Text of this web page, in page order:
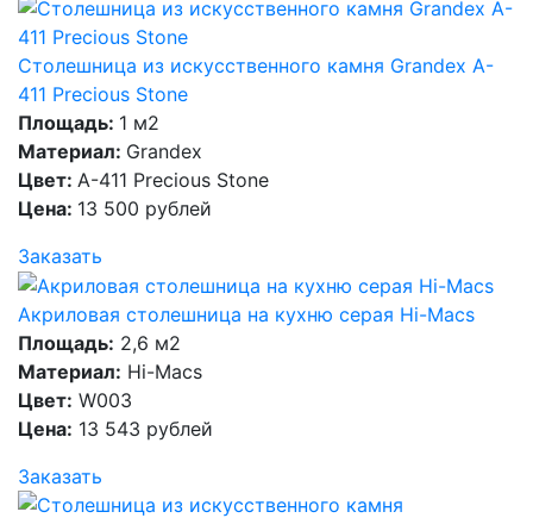
Столешница из искусственного камня Grandex A-
411 Precious Stone
Площадь: 1 м2
Материал: Grandex
Цвет: A-411 Precious Stone
Цена: 13 500 рублей
Заказать
Акриловая столешница на кухню серая Hi-Macs
Площадь: 2,6 м2
Материал: Hi-Macs
Цвет: W003
Цена: 13 543 рублей
Заказать